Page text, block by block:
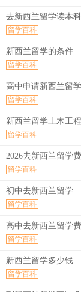
去新西兰留学读本
留学百科
新西兰留学的条件
留学百科
高中申请新西兰留
留学百科
新西兰留学土木工
留学百科
2026去新西兰留学
留学百科
初中去新西兰留学
留学百科
高中去新西兰留学
留学百科
新西兰留学多少钱
留学百科